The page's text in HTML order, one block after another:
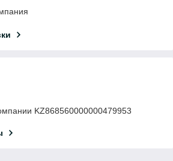
KZ868560000000479953